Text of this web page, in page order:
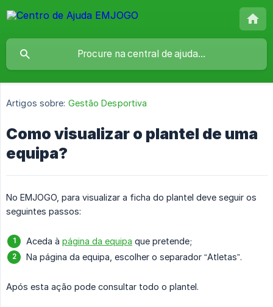
Artigos sobre: Gestão Desportiva
Como visualizar o plantel de uma
equipa?
No EMJOGO, para visualizar a ficha do plantel deve seguir os
seguintes passos:
Aceda à página da equipa que pretende;
Na página da equipa, escolher o separador “Atletas”.
Após esta ação pode consultar todo o plantel.